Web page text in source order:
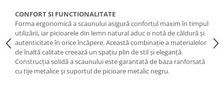
CONFORT SI FUNCTIONALITATE
Forma ergonomică a scaunului asigură confortul maxim în timpul
utilizării, iar picioarele din lemn natural aduc o notă de căldură și
autenticitate în orice încăpere. Această combinație a materialelor
de înaltă calitate creează un spațiu plin de stil și eleganță.
Construcția solidă a scaunului este garantată de baza ranforsată
cu tije metalice și suportul de picioare metalic negru.